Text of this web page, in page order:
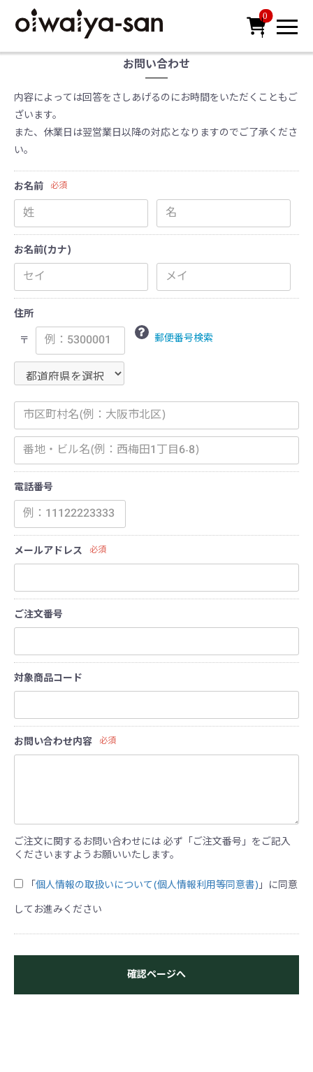

0
お問い合わせ
内容によっては回答をさしあげるのにお時間をいただくこともご
ざいます。
また、休業日は翌営業日以降の対応となりますのでご了承くださ
い。
お名前 必須
お名前(カナ)
住所
〒 郵便番号検索
電話番号
メールアドレス 必須
ご注文番号
対象商品コード
お問い合わせ内容 必須
ご注文に関するお問い合わせには 必ず「ご注文番号」をご記入
くださいますようお願いいたします。
「 個人情報の取扱いについて(個人情報利用等同意書)」に同意
してお進みください
確認ページへ